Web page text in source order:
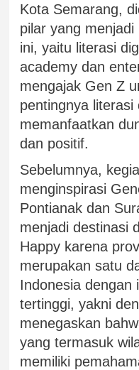
Kota Semarang,
pilar yang
ini, yaitu literasi
academy dan
mengajak Gen Z
pentingnya literasi
memanfaatkan
dan positif.
Sebelumnya,
menginspirasi
Pontianak dan
menjadi destinasi
Happy karena
merupakan satu
Indonesia dengan
tertinggi, yakni
menegaskan
yang termasuk
memiliki